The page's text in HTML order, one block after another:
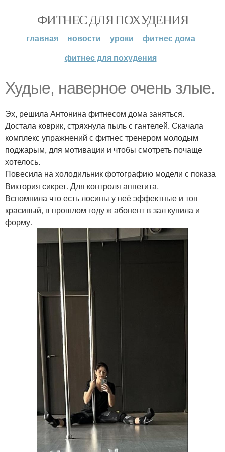
ФИТНЕС ДЛЯ ПОХУДЕНИЯ
главная новости уроки
фитнес дома
фитнес для похудения
Худые, наверное очень злые.
Эх, решила Антонина фитнесом дома заняться.
Достала коврик, стряхнула пыль с гантелей. Скачала
комплекс упражнений с фитнес тренером молодым
поджарым, для мотивации и чтобы смотреть почаще
хотелось.
Повесила на холодильник фотографию модели с показа
Виктория сикрет. Для контроля аппетита.
Вспомнила что есть лосины у неё эффектные и топ
красивый, в прошлом году ж абонент в зал купила и
форму.